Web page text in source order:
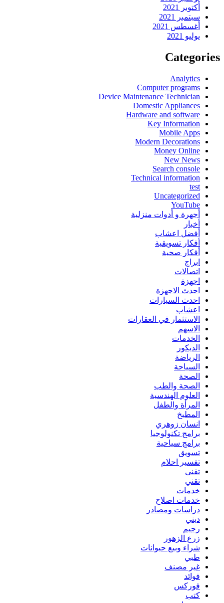
أكتوبر 2021
سبتمبر 2021
أغسطس 2021
يوليو 2021
Categories
Analytics
Computer programs
Device Maintenance Technician
Domestic Appliances
Hardware and software
Key Information
Mobile Apps
Modern Decorations
Money Online
New News
Search console
Technical information
test
Uncategorized
YouTube
أجهرة و أدوات منزلية
أخبار
أفضل اعشاب
أفكار تسويقية
أفكار صحية
ابراج
اتصالات
اجهزة
احدث الاجهزة
احدث السيارات
اعشاب
الاستثمار في العقارات
الاسهم
الخدمات
الديكور
الرياضة
السياحة
الصحة
الصحة والطب
العلوم الهندسية
المرأة والطفل
المطبخ
انسان زوهري
برامج تكنولوجيا
برامج سياحية
تسويق
تفسير احلام
تقنى
تقني
خدمات
خدمات اصلاح
دراسات ومصادر
ديني
رجيم
زرع الزهور
شراء وبيع حيوانات
طبي
غير مصنف
فوائد
فوركس
كتب